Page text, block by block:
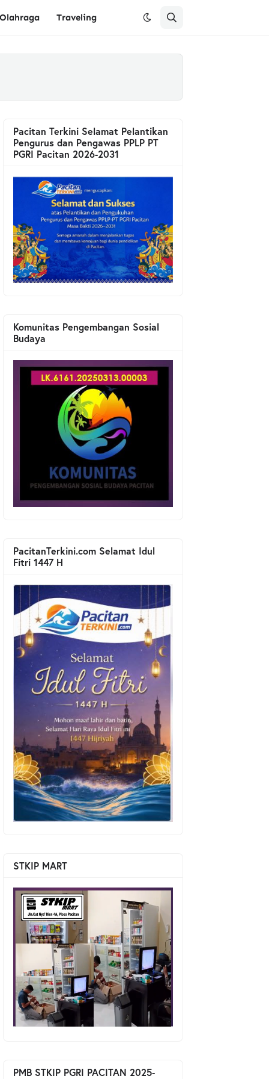
Olahraga Traveling
Pacitan Terkini Selamat Pelantikan
Pengurus dan Pengawas PPLP PT
PGRI Pacitan 2026-2031
Komunitas Pengembangan Sosial
Budaya
PacitanTerkini.com Selamat Idul
Fitri 1447 H
STKIP MART
PMB STKIP PGRI PACITAN 2025-